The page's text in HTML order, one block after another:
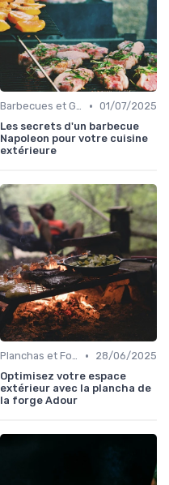
Barbecues et Grills • 01/07/2025
Les secrets d'un barbecue
Napoleon pour votre cuisine
extérieure
Planchas et Fours à Pizza •
28/06/2025
Optimisez votre espace
extérieur avec la plancha de
la forge Adour